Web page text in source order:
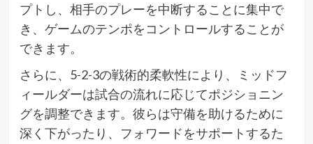
プトし、相手のプレーを中断することに集中で
き、ゲームのテンポをコントロールすることが
できます。
さらに、5-2-3の戦術的柔軟性により、ミッドフ
ィールダーは試合の流れに応じてポジショニン
グを調整できます。彼らは守備を助けるために
深く下がったり、フォワードをサポートするた